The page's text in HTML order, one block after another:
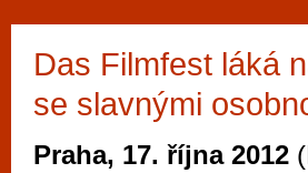
Das Filmfest láká
se slavnými
Praha, 17. října 2012